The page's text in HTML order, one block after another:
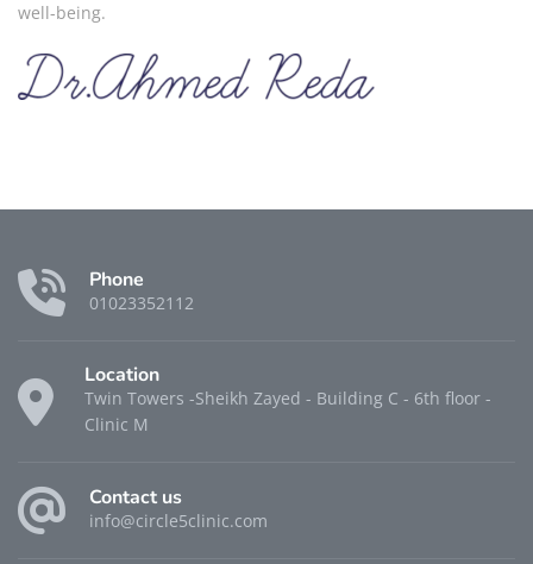
well-being.
Phone
01023352112
Location
Twin Towers -Sheikh Zayed - Building C - 6th floor -
Clinic M
Contact us
info@circle5clinic.com